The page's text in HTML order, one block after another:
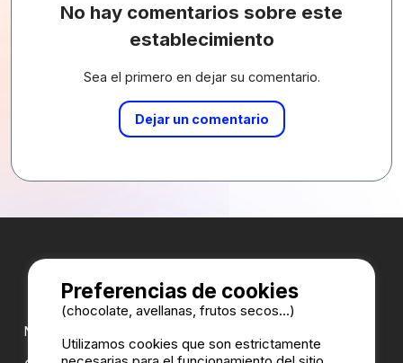
No hay comentarios sobre este
establecimiento
Sea el primero en dejar su comentario.
Dejar un comentario
Nuestros partners:
Preferencias de cookies
(chocolate, avellanas, frutos secos...)
Utilizamos cookies que son estrictamente